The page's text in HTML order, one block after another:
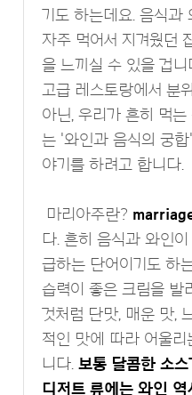
기도 하는데요. 음식
자주 먹어서 지겨웠던
을 느끼실 수 있을 겁
고급 레스토랑에서 분
아닌, 우리가 흔히 먹
는 '와인과 음식의 궁
야기를 하려고 합니다.
마리아주란?
다. 흔히 음식과 와인
급하는 단어이기도 하
습력이 좋은 크림을 발
것처럼 단맛, 매운 맛,
적인 맛에 따라 어울리
니다.보통 달콤한 소
디저트 류에는 와인